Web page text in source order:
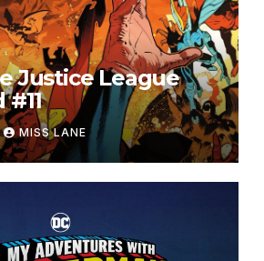
Justice League
MISS LANE